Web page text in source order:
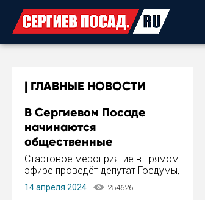
ГЛАВНЫЕ НОВОСТИ
В Сергиевом Посаде
начинаются
общественные
обсуждения Стратегии
развития города
Стартовое мероприятие в прямом
эфире проведёт депутат Госдумы,
инициатор и автор Концепции
развития Сергиева Посада и
14 апреля 2024 254626